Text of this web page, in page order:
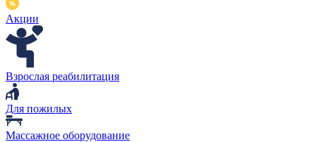
Акции
Взрослая реабилитация
Для пожилых
Массажное оборудование